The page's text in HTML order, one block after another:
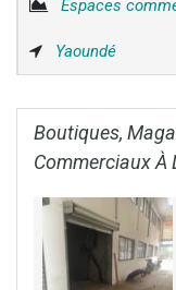
Espaces
Yaoundé
Boutiques,
Commerciaux À